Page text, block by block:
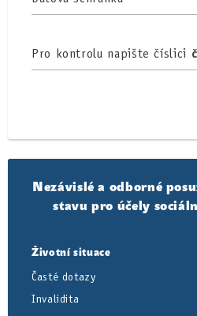
Pro kontrolu napište číslici
Nezávislé a odborné
stavu pro účely
Životní situace
Časté dotazy
Invalidita